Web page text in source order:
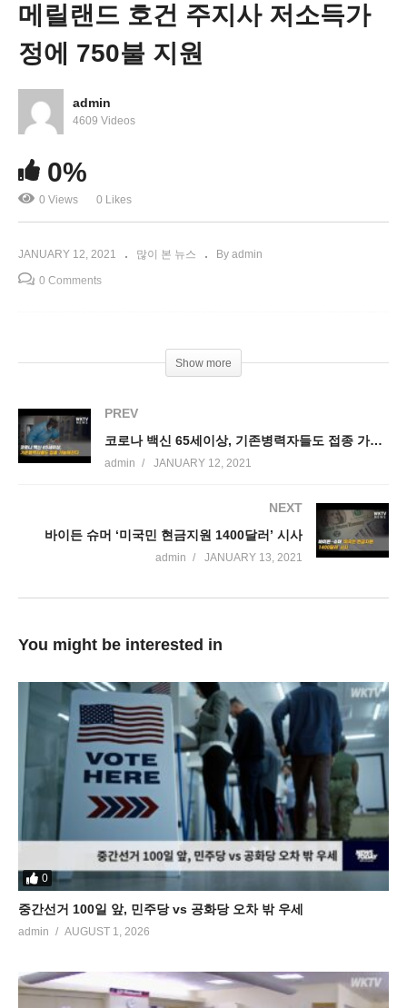
환중지 9월까지 연장’
메릴랜드 호건 주지사 저소득가
정에 750불 지원
admin
4609 Videos
0%
0 Views 0 Likes
JANUARY 12, 2021 많이 본 뉴스 By admin
0 Comments
Show more
PREV
코로나 백신 65세이상, 기존병력자들도 접종 가능해진다
admin JANUARY 12, 2021
NEXT
바이든 슈머 ‘미국민 현금지원 1400달러’ 시사
admin JANUARY 13, 2021
You might be interested in
0
중간선거 100일 앞, 민주당 vs 공화당 오차 밖 우세
admin AUGUST 1, 2026